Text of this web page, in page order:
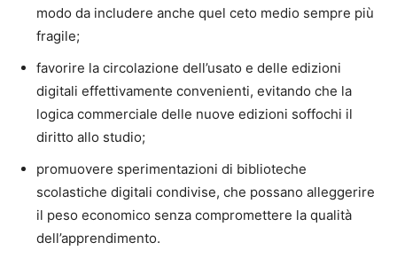
modo da includere anche quel ceto medio sempre più
fragile;
favorire la circolazione dell’usato e delle edizioni
digitali effettivamente convenienti, evitando che la
logica commerciale delle nuove edizioni soffochi il
diritto allo studio;
promuovere sperimentazioni di biblioteche
scolastiche digitali condivise, che possano alleggerire
il peso economico senza compromettere la qualità
dell’apprendimento.